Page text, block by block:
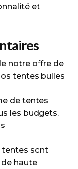
et
notre offre de
tentes bulles
de tentes
les budgets.
tentes sont
haute